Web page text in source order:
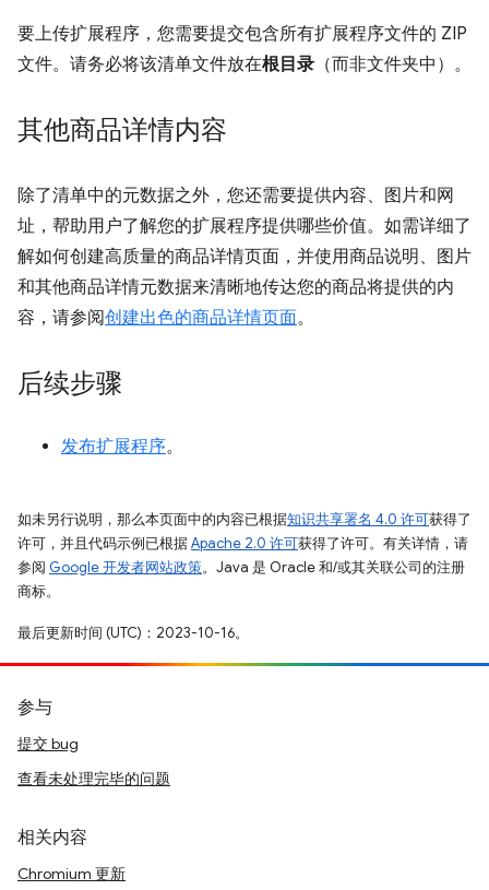
要上传扩展程序，您需要提交包含所有扩展程序文件的 ZIP
文件。请务必将该清单文件放在根目录 （而非文件夹中）。
其他商品详情内容
除了清单中的元数据之外，您还需要提供内容、图片和网
址，帮助用户了解您的扩展程序提供哪些价值。如需详细了
解如何创建高质量的商品详情页面，并使用商品说明、图片
和其他商品详情元数据来清晰地传达您的商品将提供的内
容，请参阅创建出色的商品详情页面。
后续步骤
发布扩展程序。
如未另行说明，那么本页面中的内容已根据知识共享署名 4.0 许可获得了
许可，并且代码示例已根据Apache 2.0 许可获得了许可。有关详情，请
参阅 Google 开发者网站政策。Java 是 Oracle 和/或其关联公司的注册
商标。
最后更新时间 (UTC)：2023-10-16。
参与
提交 bug
查看未处理完毕的问题
相关内容
Chromium 更新